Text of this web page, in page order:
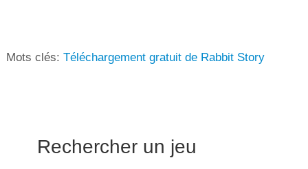
Mots clés: Téléchargement gratuit de Rabbit Story
Rechercher un jeu